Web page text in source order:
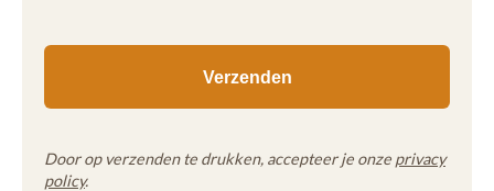
Door op verzenden te drukken, accepteer je onze privacy
policy.